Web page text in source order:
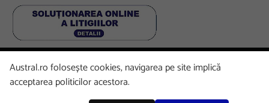
FacebookLinkedInInstagramYoutube
Austral.ro folosește cookies, navigarea pe site implică
acceptarea politicilor acestora.